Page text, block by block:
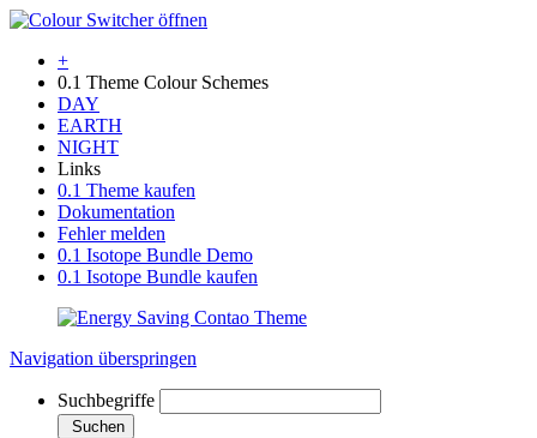
+
0.1 Theme Colour Schemes
DAY
EARTH
NIGHT
Links
0.1 Theme kaufen
Dokumentation
Fehler melden
0.1 Isotope Bundle Demo
0.1 Isotope Bundle kaufen
Navigation überspringen
Suchbegriffe
Suchen